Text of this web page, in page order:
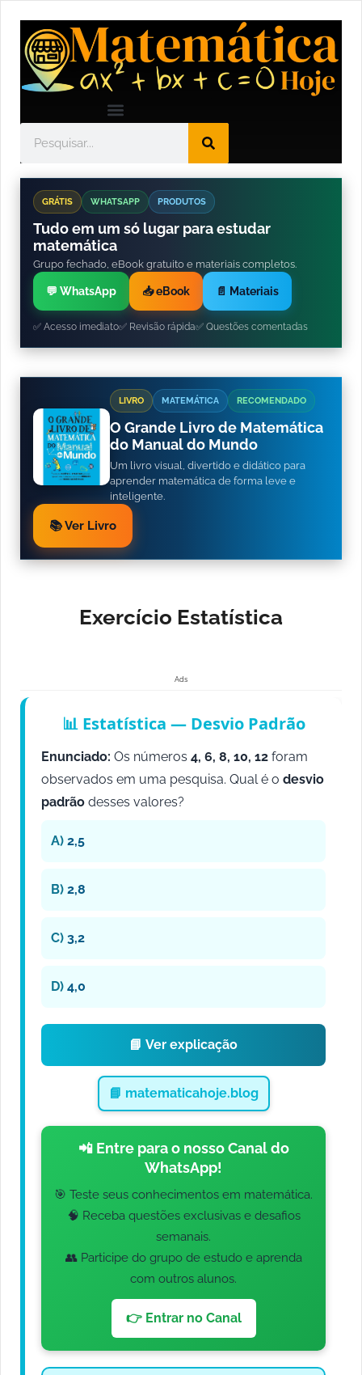
GRÁTIS WHATSAPP PRODUTOS
Tudo em um só lugar para estudar
matemática
Grupo fechado, eBook gratuito e materiais completos.
💬 WhatsApp 📥 eBook 📄 Materiais
✅ Acesso imediato✅ Revisão rápida✅ Questões comentadas
LIVRO MATEMÁTICA RECOMENDADO
O Grande Livro de Matemática
do Manual do Mundo
Um livro visual, divertido e didático para
aprender matemática de forma leve e
inteligente.
📚 Ver Livro
Exercício Estatística
Ads
📊 Estatística — Desvio Padrão
Enunciado: Os números 4, 6, 8, 10, 12 foram
observados em uma pesquisa. Qual é o desvio
padrão desses valores?
A) 2,5
B) 2,8
C) 3,2
D) 4,0
📘 Ver explicação
📘 matematicahoje.blog
📲 Entre para o nosso Canal do
WhatsApp!
🎯 Teste seus conhecimentos em matemática.
🧠 Receba questões exclusivas e desafios
semanais.
👥 Participe do grupo de estudo e aprenda
com outros alunos.
👉 Entrar no Canal